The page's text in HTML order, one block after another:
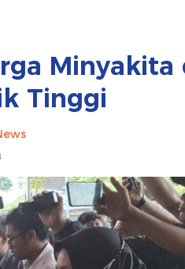
Minyakita
Tinggi